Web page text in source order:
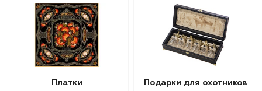
Платки Подарки для охотников